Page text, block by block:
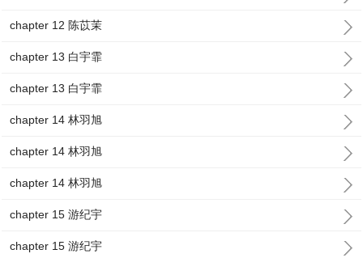
chapter 12 陈苡茉
chapter 13 白宇霏
chapter 13 白宇霏
chapter 14 林羽旭
chapter 14 林羽旭
chapter 14 林羽旭
chapter 15 游纪宇
chapter 15 游纪宇